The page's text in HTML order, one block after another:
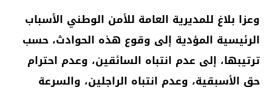
وعزا بلاغ للمديرية العامة للأمن الوطني الأسباب
الرئيسية المؤدية إلى وقوع هذه الحوادث، حسب
ترتيبها، إلى عدم انتباه السائقين، وعدم احترام
حق الأسبقية، وعدم انتباه الراجلين، والسرعة